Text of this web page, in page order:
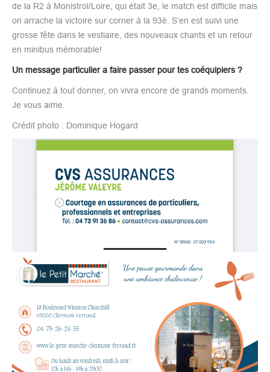
de la R2 à Monistrol/Loire, qui était 3e, le match est difficile mais
on arrache la victoire sur corner à la 93è. S’en est suivi une
grosse fête dans le vestiaire, des nouveaux chants et un retour
en minibus mémorable!
Un message particulier a faire passer pour tes coéquipiers ?
Continuez à tout donner, on vivra encore de grands moments.
Je vous aime.
Crédit photo : Dominique Hogard